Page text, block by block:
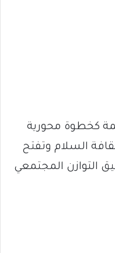
كخطوة محورية
السلام وتفتح
التوازن المجتمعي